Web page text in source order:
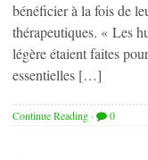
bénéficier à la fois de
thérapeutiques. « Les
légère étaient faites
essentielles […]
Continue Reading · 0